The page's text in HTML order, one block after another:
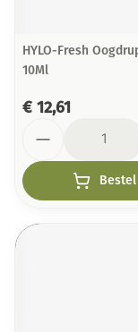
HYLO-Fresh
10Ml
€ 12,61
Bestel